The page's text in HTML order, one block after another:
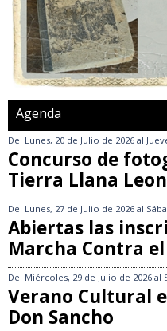
Agenda
Del Lunes, 20 de Julio de 2026 al
Concurso de
Tierra Llana
Del Lunes, 27 de Julio de 2026 al
Abiertas las
Marcha Contra
Del Miércoles, 29 de Julio de 2026 al
Verano Cultural
Don Sancho